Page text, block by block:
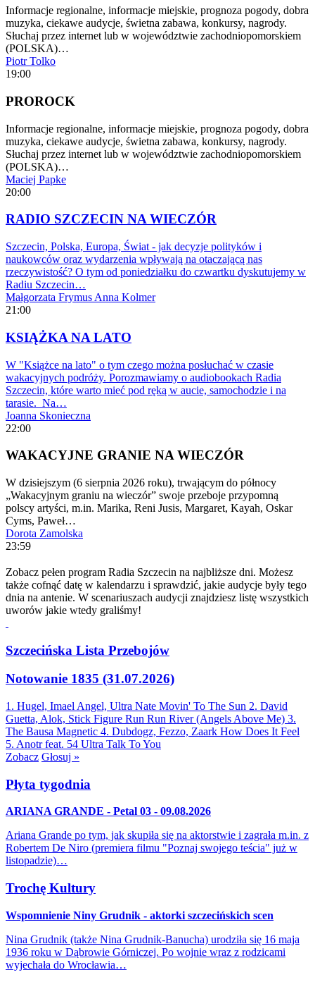
Informacje regionalne, informacje miejskie, prognoza pogody, dobra
muzyka, ciekawe audycje, świetna zabawa, konkursy, nagrody.
Słuchaj przez internet lub w województwie zachodniopomorskiem
(POLSKA)…
Piotr Tolko
19:00
PROROCK
Informacje regionalne, informacje miejskie, prognoza pogody, dobra
muzyka, ciekawe audycje, świetna zabawa, konkursy, nagrody.
Słuchaj przez internet lub w województwie zachodniopomorskiem
(POLSKA)…
Maciej Papke
20:00
RADIO SZCZECIN NA WIECZÓR
Szczecin, Polska, Europa, Świat - jak decyzje polityków i
naukowców oraz wydarzenia wpływają na otaczającą nas
rzeczywistość? O tym od poniedziałku do czwartku dyskutujemy w
Radiu Szczecin…
Małgorzata Frymus Anna Kolmer
21:00
KSIĄŻKA NA LATO
W "Książce na lato" o tym czego można posłuchać w czasie
wakacyjnych podróży. Porozmawiamy o audiobookach Radia
Szczecin, które warto mieć pod ręką w aucie, samochodzie i na
tarasie. Na…
Joanna Skonieczna
22:00
WAKACYJNE GRANIE NA WIECZÓR
W dzisiejszym (6 sierpnia 2026 roku), trwającym do północy
„Wakacyjnym graniu na wieczór” swoje przeboje przypomną
polscy artyści, m.in. Marika, Reni Jusis, Margaret, Kayah, Oskar
Cyms, Paweł…
Dorota Zamolska
23:59
Zobacz pełen program Radia Szczecin na najbliższe dni. Możesz
także cofnąć datę w kalendarzu i sprawdzić, jakie audycje były tego
dnia na antenie. W scenariuszach audycji znajdziesz listę wszystkich
uworów jakie wtedy graliśmy!
Szczecińska Lista Przebojów
Notowanie 1835 (31.07.2026)
1. Hugel, Imael Angel, Ultra Nate Movin' To The Sun 2. David
Guetta, Alok, Stick Figure Run Run River (Angels Above Me) 3.
The Bausa Magnetic 4. Dubdogz, Fezzo, Zaark How Does It Feel
5. Anotr feat. 54 Ultra Talk To You
Zobacz Głosuj »
Płyta tygodnia
ARIANA GRANDE - Petal 03 - 09.08.2026
Ariana Grande po tym, jak skupiła się na aktorstwie i zagrała m.in. z
Robertem De Niro (premiera filmu "Poznaj swojego teścia" już w
listopadzie)…
Trochę Kultury
Wspomnienie Niny Grudnik - aktorki szczecińskich scen
Nina Grudnik (także Nina Grudnik-Banucha) urodziła się 16 maja
1936 roku w Dąbrowie Górniczej. Po wojnie wraz z rodzicami
wyjechała do Wrocławia…